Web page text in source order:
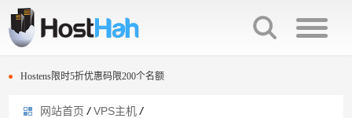
A2 Hosting黑五VPS促销5折优惠
Hostens程序员节限时5折优惠码 100名额
Hostens限时5折优惠码限200个名额
Hostwinds最新优惠卷信息
A2 Hosting黑五VPS促销5折优惠
网站首页 / VPS主机 /